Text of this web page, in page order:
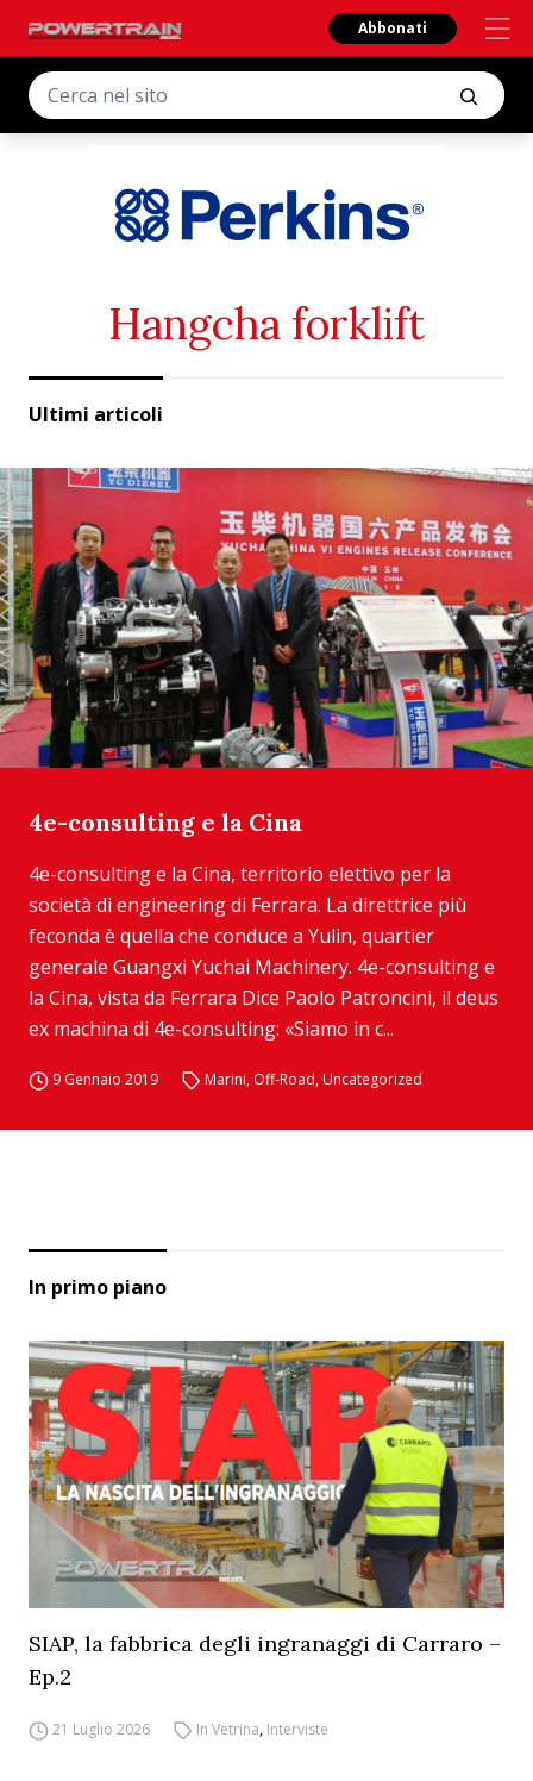
Abbonati
Hangcha forklift
Ultimi articoli
4e-consulting e la Cina
4e-consulting e la Cina, territorio elettivo per la
società di engineering di Ferrara. La direttrice più
feconda è quella che conduce a Yulin, quartier
generale Guangxi Yuchai Machinery. 4e-consulting e
la Cina, vista da Ferrara Dice Paolo Patroncini, il deus
ex machina di 4e-consulting: «Siamo in c...
9 Gennaio 2019 Marini, Off-Road, Uncategorized
In primo piano
SIAP, la fabbrica degli ingranaggi di Carraro –
Ep.2
21 Luglio 2026 In Vetrina, Interviste